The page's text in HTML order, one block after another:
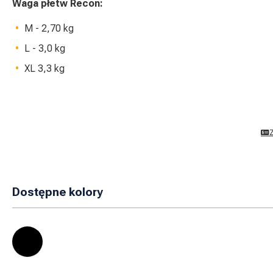
Waga płetw Recon:
M - 2,70 kg
L - 3,0 kg
XL 3,3 kg
Dostępne kolory